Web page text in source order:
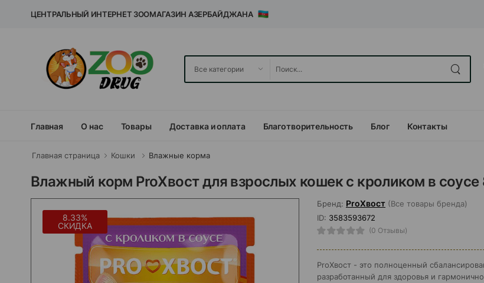
ЦЕНТРАЛЬНЫЙ ИНТЕРНЕТ ЗООМАГАЗИН АЗЕРБАЙДЖАНА
Главная О нас Товары Доставка и оплата Благотворительность Блог Контакты
Главная страница Кошки Влажные корма
Влажный корм ProХвост для взрослых кошек с кроликом в соусе
8.33%
СКИДКА
Бренд: ProХвост (Все товары бренда)
ID: 3583593672
(0 Отзывы)
ProХвост - это полноценный
разработанный для здоровья и